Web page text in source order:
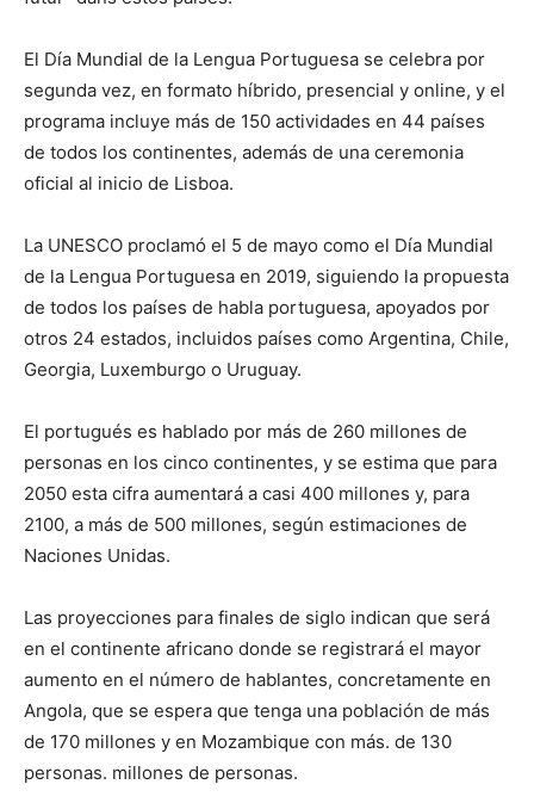
El Día Mundial de la Lengua Portuguesa se celebra por
segunda vez, en formato híbrido, presencial y online, y el
programa incluye más de 150 actividades en 44 países
de todos los continentes, además de una ceremonia
oficial al inicio de Lisboa.
La UNESCO proclamó el 5 de mayo como el Día Mundial
de la Lengua Portuguesa en 2019, siguiendo la propuesta
de todos los países de habla portuguesa, apoyados por
otros 24 estados, incluidos países como Argentina, Chile,
Georgia, Luxemburgo o Uruguay.
El portugués es hablado por más de 260 millones de
personas en los cinco continentes, y se estima que para
2050 esta cifra aumentará a casi 400 millones y, para
2100, a más de 500 millones, según estimaciones de
Naciones Unidas.
Las proyecciones para finales de siglo indican que será
en el continente africano donde se registrará el mayor
aumento en el número de hablantes, concretamente en
Angola, que se espera que tenga una población de más
de 170 millones y en Mozambique con más. de 130
personas. millones de personas.